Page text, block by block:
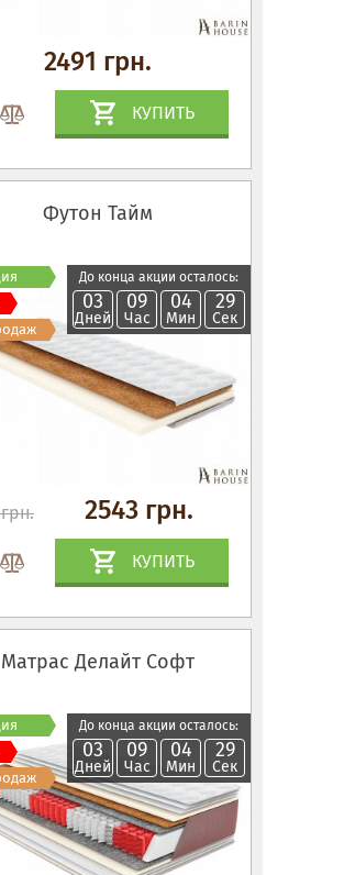
2491 грн.
КУПИТЬ
Футон Тайм
До конца акции осталось:
03
Дней
09
Час
04
Мин
28
Сек
2543 грн.
КУПИТЬ
Матрас Делайт Софт
До конца акции осталось:
03
Дней
09
Час
04
Мин
28
Сек